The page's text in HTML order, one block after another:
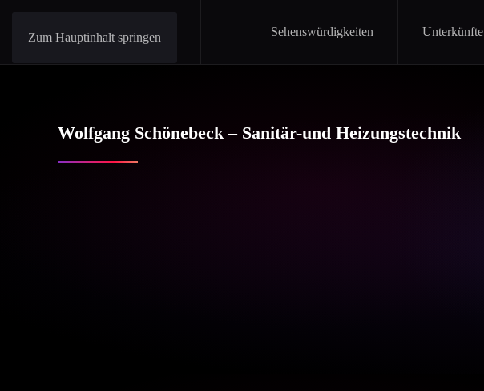
Zum Hauptinhalt springen Sehenswürdigkeiten Unterkünfte
Wolfgang Schönebeck – Sanitär-und Heizungstechnik